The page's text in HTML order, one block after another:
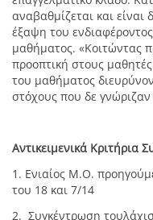
αναβαθμίζεται και
έξαψη του
μαθήματος. «Κοιτώντας
προοπτική στους
του μαθήματος
στόχους που δε
Αντικειμενικά Κριτήρια
1. Ενιαίος Μ.Ο.
του 18 και 7/14
2. Συγκέντρωση